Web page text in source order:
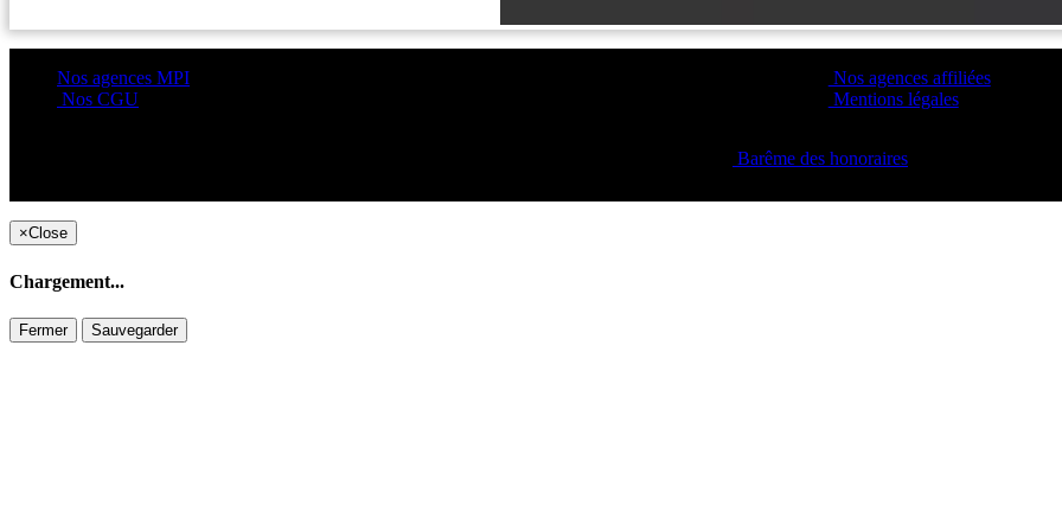
Nos agences MPI
Nos CGU
Nos agences affiliées
Mentions légales
Barême des honoraires
×Close
Chargement...
Fermer Sauvegarder